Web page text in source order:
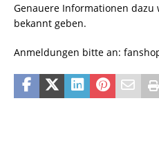
Genauere Informationen
bekannt geben.
Anmeldungen bitte an: